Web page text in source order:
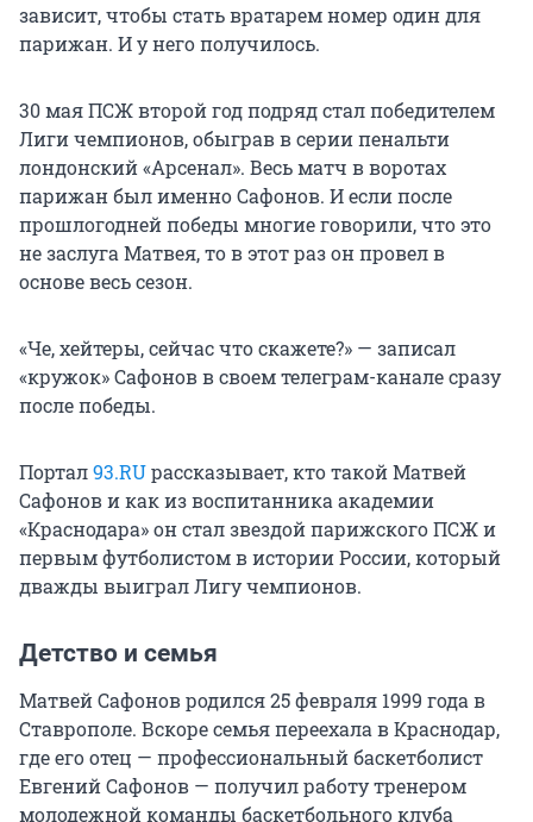
зависит, чтобы стать вратарем номер один для
парижан. И у него получилось.
30 мая ПСЖ второй год подряд стал победителем
Лиги чемпионов, обыграв в серии пенальти
лондонский «Арсенал». Весь матч в воротах
парижан был именно Сафонов. И если после
прошлогодней победы многие говорили, что это
не заслуга Матвея, то в этот раз он провел в
основе весь сезон.
«Че, хейтеры, сейчас что скажете?» — записал
«кружок» Сафонов в своем телеграм-канале сразу
после победы.
Портал93.RUрассказывает, кто такой Матвей
Сафонов и как из воспитанника академии
«Краснодара» он стал звездой парижского ПСЖ и
первым футболистом в истории России, который
дважды выиграл Лигу чемпионов.
Детство и семья
Матвей Сафонов родился 25 февраля 1999 года в
Ставрополе. Вскоре семья переехала в Краснодар,
где его отец — профессиональный баскетболист
Евгений Сафонов — получил работу тренером
молодежной команды баскетбольного клуба